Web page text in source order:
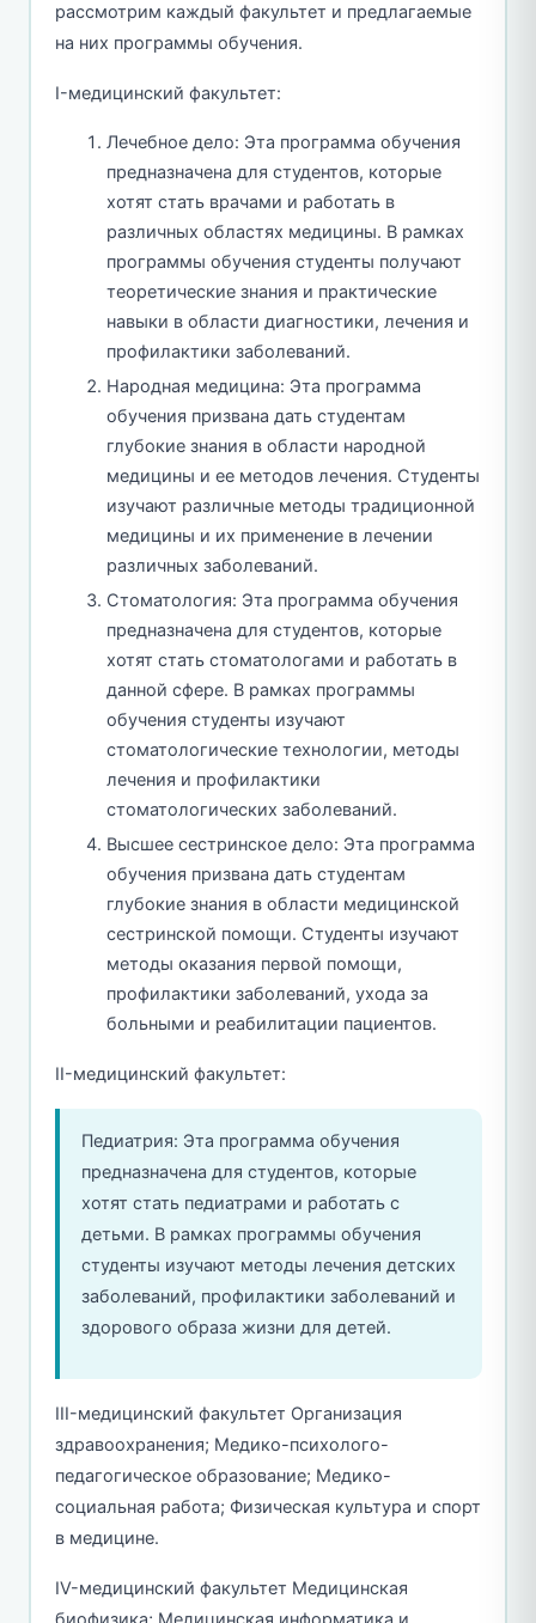
рассмотрим каждый факультет и предлагаемые
на них программы обучения.
I-медицинский факультет:
Лечебное дело: Эта программа обучения
предназначена для студентов, которые
хотят стать врачами и работать в
различных областях медицины. В рамках
программы обучения студенты получают
теоретические знания и практические
навыки в области диагностики, лечения и
профилактики заболеваний.
Народная медицина: Эта программа
обучения призвана дать студентам
глубокие знания в области народной
медицины и ее методов лечения. Студенты
изучают различные методы традиционной
медицины и их применение в лечении
различных заболеваний.
Стоматология: Эта программа обучения
предназначена для студентов, которые
хотят стать стоматологами и работать в
данной сфере. В рамках программы
обучения студенты изучают
стоматологические технологии, методы
лечения и профилактики
стоматологических заболеваний.
Высшее сестринское дело: Эта программа
обучения призвана дать студентам
глубокие знания в области медицинской
сестринской помощи. Студенты изучают
методы оказания первой помощи,
профилактики заболеваний, ухода за
больными и реабилитации пациентов.
II-медицинский факультет:
Педиатрия: Эта программа обучения
предназначена для студентов, которые
хотят стать педиатрами и работать с
детьми. В рамках программы обучения
студенты изучают методы лечения детских
заболеваний, профилактики заболеваний и
здорового образа жизни для детей.
III-медицинский факультет Организация
здравоохранения; Медико-психолого-
педагогическое образование; Медико-
социальная работа; Физическая культура и спорт
в медицине.
IV-медицинский факультет Медицинская